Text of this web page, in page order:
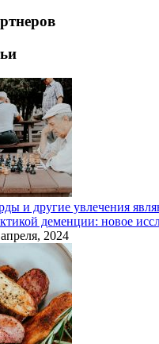
и другие увлечения
деменции: новое
2024